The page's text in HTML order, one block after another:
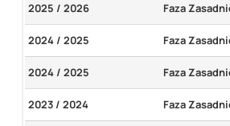
2025 / 2026 Faza
2024 / 2025 Faza
2024 / 2025 Faza
2023 / 2024 Faza